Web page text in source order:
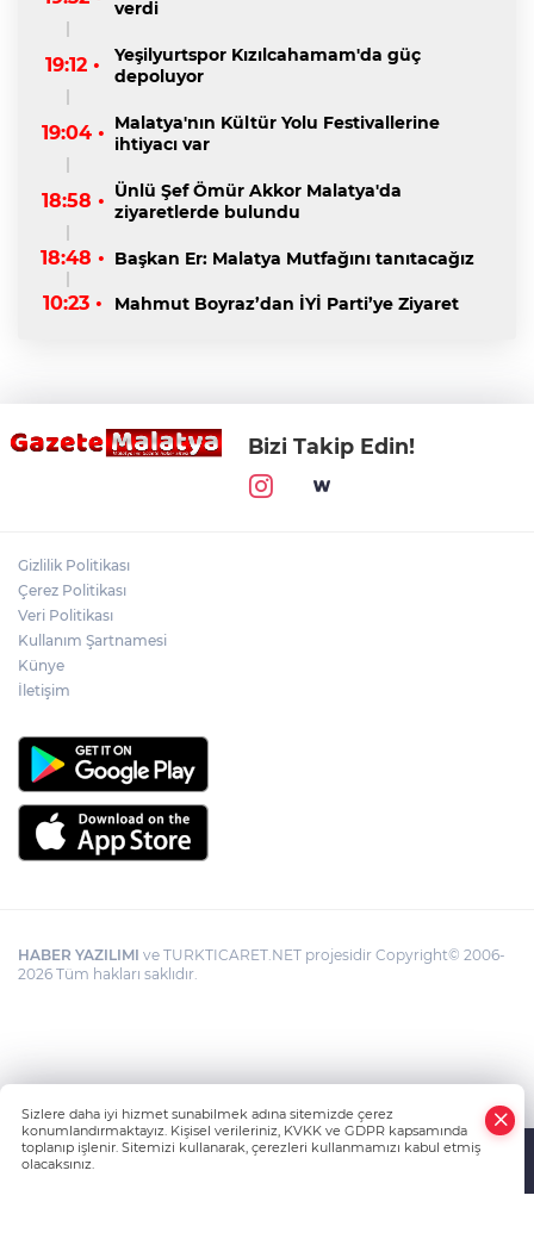
verdi
19:12 •
Yeşilyurtspor Kızılcahamam'da güç
depoluyor
19:04 • Malatya'nın Kültür Yolu Festivallerine
ihtiyacı var
18:58 • Ünlü Şef Ömür Akkor Malatya'da
ziyaretlerde bulundu
18:48 • Başkan Er: Malatya Mutfağını tanıtacağız
10:23 • Mahmut Boyraz’dan İYİ Parti’ye Ziyaret
Bizi Takip Edin!
Gizlilik Politikası
Çerez Politikası
Veri Politikası
Kullanım Şartnamesi
Künye
İletişim
HABER YAZILIMI ve TURKTICARET.NET projesidir Copyright© 2006-
2026 Tüm hakları saklıdır.
Sizlere daha iyi hizmet sunabilmek adına sitemizde çerez
konumlandırmaktayız. Kişisel verileriniz, KVKK ve GDPR kapsamında
toplanıp işlenir. Sitemizi kullanarak, çerezleri kullanmamızı kabul etmiş
olacaksınız.